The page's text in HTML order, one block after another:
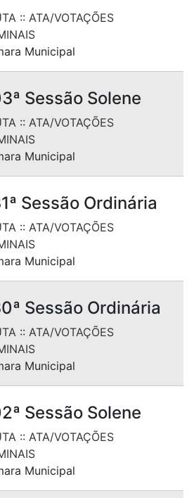
:: ATA/VOTAÇÕES
Municipal
Sessão Solene
:: ATA/VOTAÇÕES
Municipal
Sessão Ordinária
:: ATA/VOTAÇÕES
Municipal
Sessão Ordinária
:: ATA/VOTAÇÕES
Municipal
Sessão Solene
:: ATA/VOTAÇÕES
Municipal